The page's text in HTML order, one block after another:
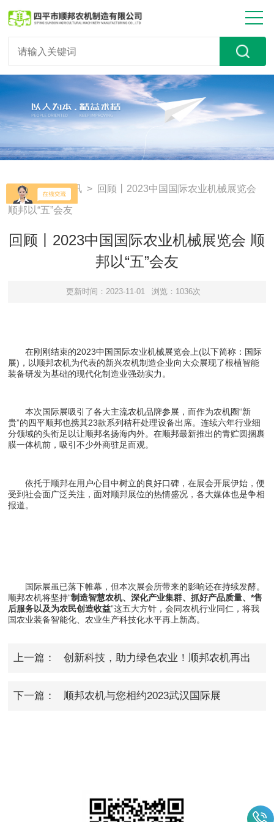
首页 >新闻资讯 > 回顾丨2023中国国际农业机械展览会
顺邦以“五”会友
回顾丨2023中国国际农业机械展览会 顺
邦以“五”会友
更新时间：2023-11-01 浏览：1036次
在刚刚结束的2023中国国际农业机械展览会上(以下简称：国际
展)，以顺邦农机为代表的新兴农机制造企业向大众展现了根植智能
装备研发为基础的现代化制造业强劲实力。
本次国际展吸引了各大主流农机品牌参展，而作为农机圈“新
贵”的四平顺邦也携其23款系列秸秆处理设备出席。连续六年行业细
分领域的头衔足以让顺邦名扬海内外。在顺邦最新推出的青贮圆捆裹
膜一体机前，吸引不少外商驻足而观。
依托于顺邦在用户心目中树立的良好口碑，在展会开展伊始，便
受到社会面广泛关注，面对顺邦展位的热情盛况，各大媒体也是争相
报道。
国际展虽已落下帷幕，但本次展会所带来的影响还在持续发酵。
顺邦农机将坚持“制造智慧农机、深化产业集群、抓好产品质量、*售
后服务以及为农民创造收益”这五大方针，会同农机行业同仁，将我
国农业装备智能化、农业生产科技化水平再上新高。
上一篇： 创新科技，助力绿色农业！顺邦农机再出
下一篇： 顺邦农机与您相约2023武汉国际展